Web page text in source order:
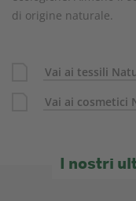
di origine naturale.
Vai ai tessili
Vai ai cosmetici
I nostri